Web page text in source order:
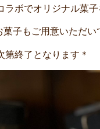
ラボでオリジナル菓
子もご用意いただい
第終了となります＊